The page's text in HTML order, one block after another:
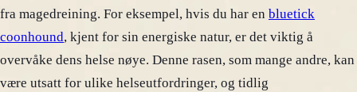
fra magedreining. For eksempel, hvis du har en bluetick
coonhound, kjent for sin energiske natur, er det viktig å
overvåke dens helse nøye. Denne rasen, som mange andre, kan
være utsatt for ulike helseutfordringer, og tidlig